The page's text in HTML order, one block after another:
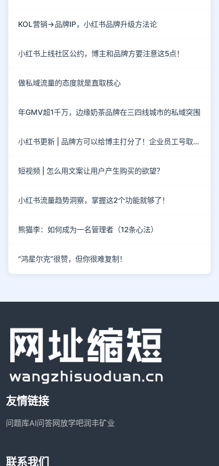
KOL营销→品牌IP，小红书品牌升级方法论
小红书上线社区公约，博主和品牌方要注意这5点！
做私域流量的态度就是直取核心
年GMV超1千万，边缘奶茶品牌在三四线城市的私域突围
小红书更新 | 品牌方可以给博主打分了！企业员工号取消了！
短视频 | 怎么用文案让用户产生购买的欲望？
小红书流量趋势洞察，掌握这2个功能就够了！
熊猫李：如何成为一名管理者（12条心法）
“鸿星尔克”很赞，但你很难复制！
友情链接
问题库AI问答网放学吧润丰矿业
联系我们